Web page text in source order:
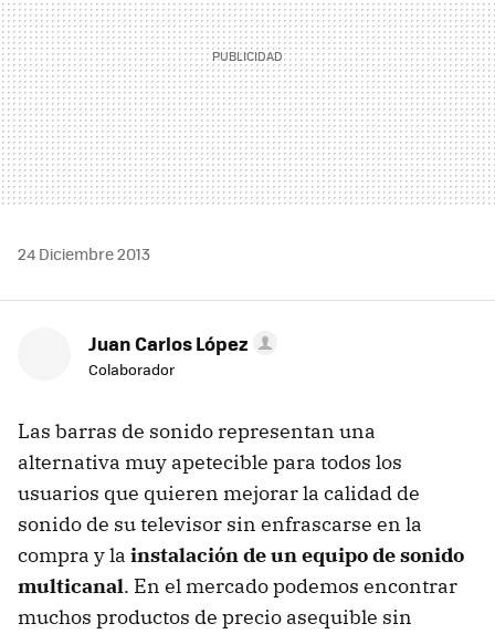
24 Diciembre 2013
Juan Carlos López
Colaborador
Las barras de sonido representan una
alternativa muy apetecible para todos los
usuarios que quieren mejorar la calidad de
sonido de su televisor sin enfrascarse en la
compra y la instalación de un equipo de sonido
multicanal. En el mercado podemos encontrar
muchos productos de precio asequible sin